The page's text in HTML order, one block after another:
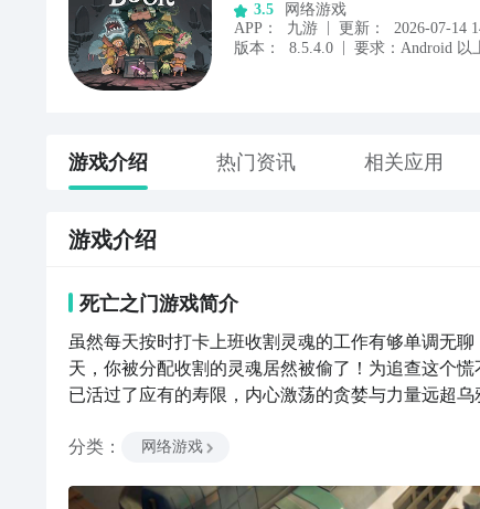
3.5
网络游戏
APP ： 九游 更新：
2026-07-14
版本：
8.5.4.0 要求： Android 以
游戏介绍 热门资讯 相关应用
游戏介绍
死亡之门游戏简介
虽然每天按时打卡上班收割灵魂的工作有够单调无
天，你被分配收割的灵魂居然被偷了！为追查这个
已活过了应有的寿限，内心激荡的贪婪与力量远超乌
分类 ： 网络游戏